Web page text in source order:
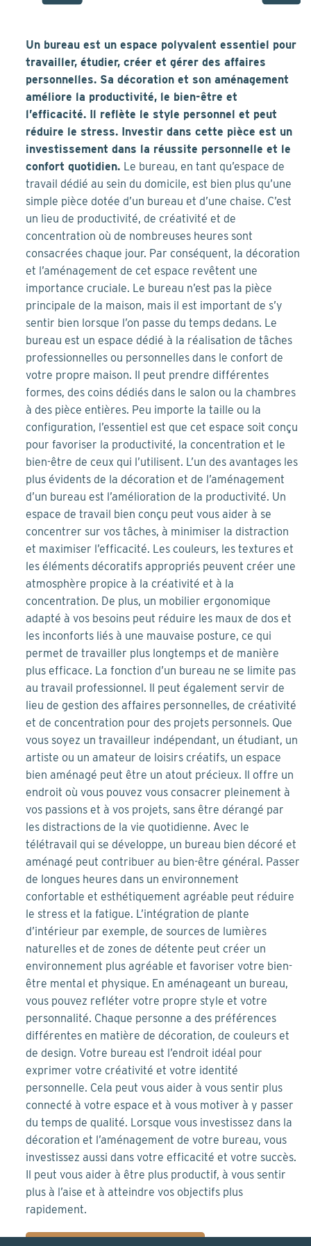
Un bureau est un espace polyvalent essentiel pour
travailler, étudier, créer et gérer des affaires
personnelles. Sa décoration et son aménagement
améliore la productivité, le bien-être et
l’efficacité. Il reflète le style personnel et peut
réduire le stress. Investir dans cette pièce est un
investissement dans la réussite personnelle et le
confort quotidien. Le bureau, en tant qu’espace de
travail dédié au sein du domicile, est bien plus qu’une
simple pièce dotée d’un bureau et d’une chaise. C’est
un lieu de productivité, de créativité et de
concentration où de nombreuses heures sont
consacrées chaque jour. Par conséquent, la décoration
et l’aménagement de cet espace revêtent une
importance cruciale. Le bureau n’est pas la pièce
principale de la maison, mais il est important de s’y
sentir bien lorsque l’on passe du temps dedans. Le
bureau est un espace dédié à la réalisation de tâches
professionnelles ou personnelles dans le confort de
votre propre maison. Il peut prendre différentes
formes, des coins dédiés dans le salon ou la chambres
à des pièce entières. Peu importe la taille ou la
configuration, l’essentiel est que cet espace soit conçu
pour favoriser la productivité, la concentration et le
bien-être de ceux qui l’utilisent. L’un des avantages les
plus évidents de la décoration et de l’aménagement
d’un bureau est l’amélioration de la productivité. Un
espace de travail bien conçu peut vous aider à se
concentrer sur vos tâches, à minimiser la distraction
et maximiser l’efficacité. Les couleurs, les textures et
les éléments décoratifs appropriés peuvent créer une
atmosphère propice à la créativité et à la
concentration. De plus, un mobilier ergonomique
adapté à vos besoins peut réduire les maux de dos et
les inconforts liés à une mauvaise posture, ce qui
permet de travailler plus longtemps et de manière
plus efficace. La fonction d’un bureau ne se limite pas
au travail professionnel. Il peut également servir de
lieu de gestion des affaires personnelles, de créativité
et de concentration pour des projets personnels. Que
vous soyez un travailleur indépendant, un étudiant, un
artiste ou un amateur de loisirs créatifs, un espace
bien aménagé peut être un atout précieux. Il offre un
endroit où vous pouvez vous consacrer pleinement à
vos passions et à vos projets, sans être dérangé par
les distractions de la vie quotidienne. Avec le
télétravail qui se développe, un bureau bien décoré et
aménagé peut contribuer au bien-être général. Passer
de longues heures dans un environnement
confortable et esthétiquement agréable peut réduire
le stress et la fatigue. L’intégration de plante
d’intérieur par exemple, de sources de lumières
naturelles et de zones de détente peut créer un
environnement plus agréable et favoriser votre bien-
être mental et physique. En aménageant un bureau,
vous pouvez refléter votre propre style et votre
personnalité. Chaque personne a des préférences
différentes en matière de décoration, de couleurs et
de design. Votre bureau est l’endroit idéal pour
exprimer votre créativité et votre identité
personnelle. Cela peut vous aider à vous sentir plus
connecté à votre espace et à vous motiver à y passer
du temps de qualité. Lorsque vous investissez dans la
décoration et l’aménagement de votre bureau, vous
investissez aussi dans votre efficacité et votre succès.
Il peut vous aider à être plus productif, à vous sentir
plus à l’aise et à atteindre vos objectifs plus
rapidement.